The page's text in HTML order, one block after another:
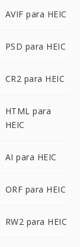
AVIF para HEIC
PSD para HEIC
CR2 para HEIC
HTML para
HEIC
AI para HEIC
ORF para HEIC
RW2 para HEIC